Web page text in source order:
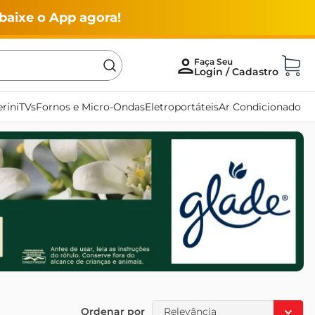
o App agora!
TVsFornos e Micro-OndasEletroportáteisAr Condicionado
Ordenar por Relevância